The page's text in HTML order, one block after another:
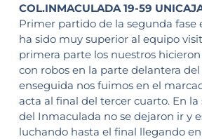
COL.INMACULADA 19-59
Primer partido de la segunda fase
ha sido muy superior al equipo
primera parte los nuestros
con robos en la parte delantera
enseguida nos fuimos en el
acta al final del tercer cuarto. En
del Inmaculada no se dejaron ir y
luchando hasta el final llegando